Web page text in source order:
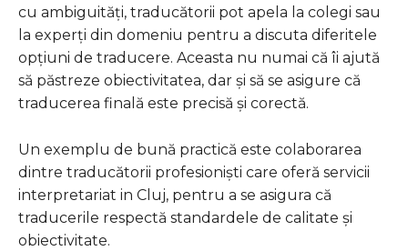
cu ambiguități, traducătorii pot apela la colegi sau
la experți din domeniu pentru a discuta diferitele
opțiuni de traducere. Aceasta nu numai că îi ajută
să păstreze obiectivitatea, dar și să se asigure că
traducerea finală este precisă și corectă.
Un exemplu de bună practică este colaborarea
dintre traducătorii profesioniști care oferă servicii
interpretariat in Cluj, pentru a se asigura că
traducerile respectă standardele de calitate și
obiectivitate.